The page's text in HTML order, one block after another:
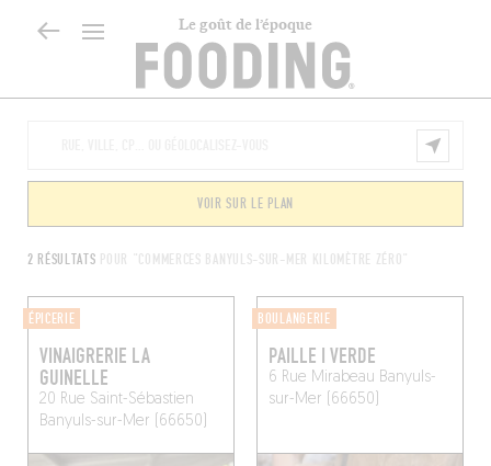
Le goût de l’époque
2 RÉSULTATS POUR "COMMERCES BANYULS-SUR-MER KILOMÈTRE ZÉRO"
VOIR SUR LE PLAN
ÉPICERIE
VINAIGRERIE LA
GUINELLE
20 Rue Saint-Sébastien
Banyuls-sur-Mer (66650)
BOULANGERIE
PAILLE I VERDE
6 Rue Mirabeau Banyuls-
sur-Mer (66650)